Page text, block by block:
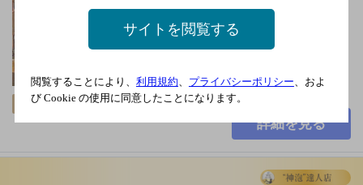
飲み放題
2,000円以上～3,000円未
満
110席
詳細を見る
サイトを閲覧する
閲覧することにより、 利用規約、 プライバシーポリシー、およ
び Cookie の使用に同意したことになります。